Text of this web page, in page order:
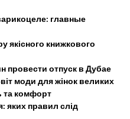
главные
якісного книжкового
провести отпуск в Дубае
моди для жінок великих
та комфорт
яких правил слід